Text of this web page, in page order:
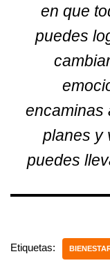
en que
puedes
encaminas
planes y
puedes
Etiquetas: